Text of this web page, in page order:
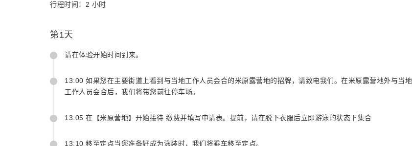
行程时间：2 小时
第1天
请在体验开始时间到来。
13:00 如果您在主要街道上看到与当地工作人员会合的米原露营地的招牌，请致电我们。在米原露营地外与当地
工作人员会合后，我们将带您前往停车场。
13:05 在【米原营地】开始接待 缴费并填写申请表。提前，请在脱下衣服后立即游泳的状态下集合
13:10 移至定点当您准备好成为泳装时，我们将乘车移至定点。